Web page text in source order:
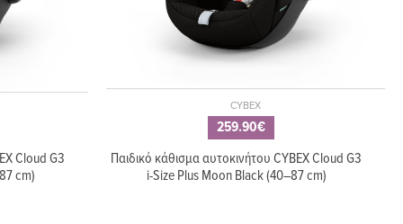
Καρότσι PEG PEREGO Veloce
Pine Bark
Cloud G3
cm)
CYBEX
259.90€
Παιδικό κάθισμα αυτοκινήτου CYBEX Cloud G3
i-Size Plus Moon Black (40–87 cm)